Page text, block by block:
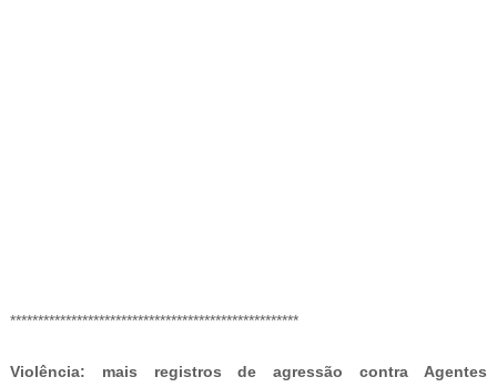
****************************************************
Violência: mais registros de agressão contra Agentes